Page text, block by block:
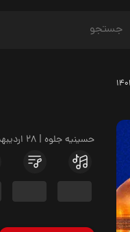
حسینیه جلوه | 28 اردیبهشت | 1403